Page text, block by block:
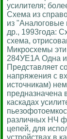
усилителя;
Схема из
из
др., 1993года:
схема,
Микросхемы
284УЕ1А Одна
Представляет
напряжения с
источникам)
предназначена
каскадах
различных НЧ
цепей, для